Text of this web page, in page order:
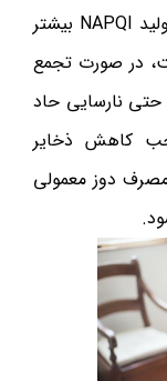
فعالیت آنزیم‌های کبدی افزایش یافته و تولید NAPQI بیشتر
در صورت تجمع
نارسایی حاد
کاهش ذخایر
دوز معمولی